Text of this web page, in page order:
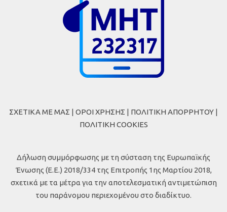
ΣΧΕΤΙΚΑ ΜΕ ΜΑΣ | ΟΡΟΙ ΧΡΗΣΗΣ | ΠΟΛΙΤΙΚΗ ΑΠΟΡΡΗΤΟΥ |
ΠΟΛΙΤΙΚΗ COOKIES
Δήλωση συμμόρφωσης με τη σύσταση της Ευρωπαϊκής
Ένωσης (Ε.Ε.) 2018/334 της Επιτροπής 1ης Μαρτίου 2018,
σχετικά με τα μέτρα για την αποτελεσματική αντιμετώπιση
του παράνομου περιεχομένου στο διαδίκτυο.